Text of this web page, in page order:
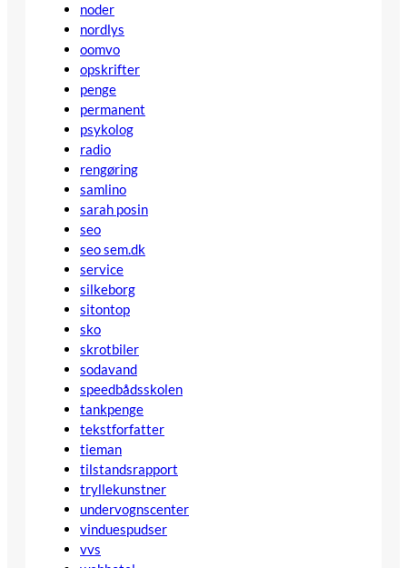
noder
nordlys
oomvo
opskrifter
penge
permanent
psykolog
radio
rengøring
samlino
sarah posin
seo
seo sem.dk
service
silkeborg
sitontop
sko
skrotbiler
sodavand
speedbådsskolen
tankpenge
tekstforfatter
tieman
tilstandsrapport
tryllekunstner
undervognscenter
vinduespudser
vvs